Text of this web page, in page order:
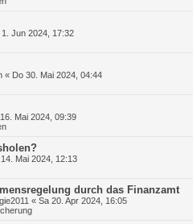
1. Jun 2024, 17:32
« Do 30. Mai 2024, 04:44
Mai 2024, 09:39
14. Mai 2024, 12:13
durch das Finanzamt
« Sa 20. Apr 2024, 16:05